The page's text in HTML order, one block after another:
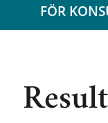
FÖR